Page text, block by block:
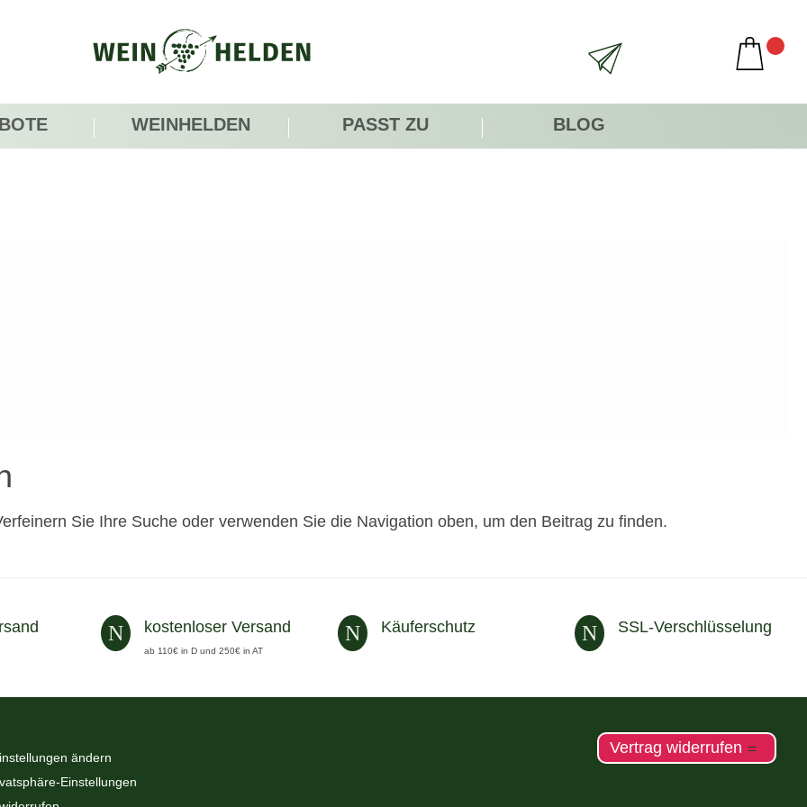
WEINHELDEN PASST ZU BLOG
Sie Ihre Suche oder verwenden Sie die Navigation oben, um den Beitrag zu finden.
N kostenloser Versand
ab 110€ in D und 250€ in AT
N Käuferschutz N SSL-Verschlüsselung
ändern
Einstellungen
Vertrag widerrufen